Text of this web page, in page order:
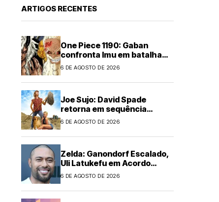
ARTIGOS RECENTES
One Piece 1190: Gaban
confronta Imu em batalha
épica
6 DE AGOSTO DE 2026
Joe Sujo: David Spade
retorna em sequência
animada
6 DE AGOSTO DE 2026
Zelda: Ganondorf Escalado,
Uli Latukefu em Acordo
Multi-filmes
6 DE AGOSTO DE 2026